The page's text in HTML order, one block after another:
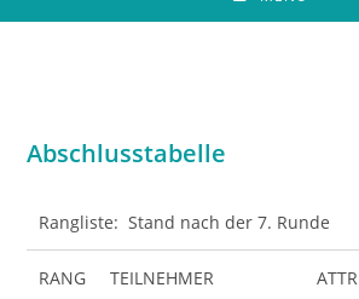
Abschlusstabelle
Rangliste: Stand nach der 7. Runde
RANG TEILNEHMER ATTR